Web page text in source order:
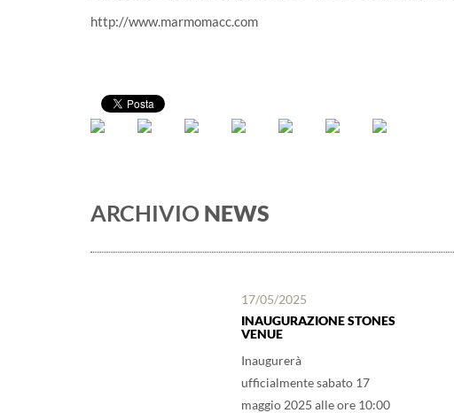
http://www.marmomacc.com
ARCHIVIO NEWS
17/05/2025
INAUGURAZIONE STONES
VENUE
Inaugurerà
ufficialmente sabato 17
maggio 2025 alle ore 10:00